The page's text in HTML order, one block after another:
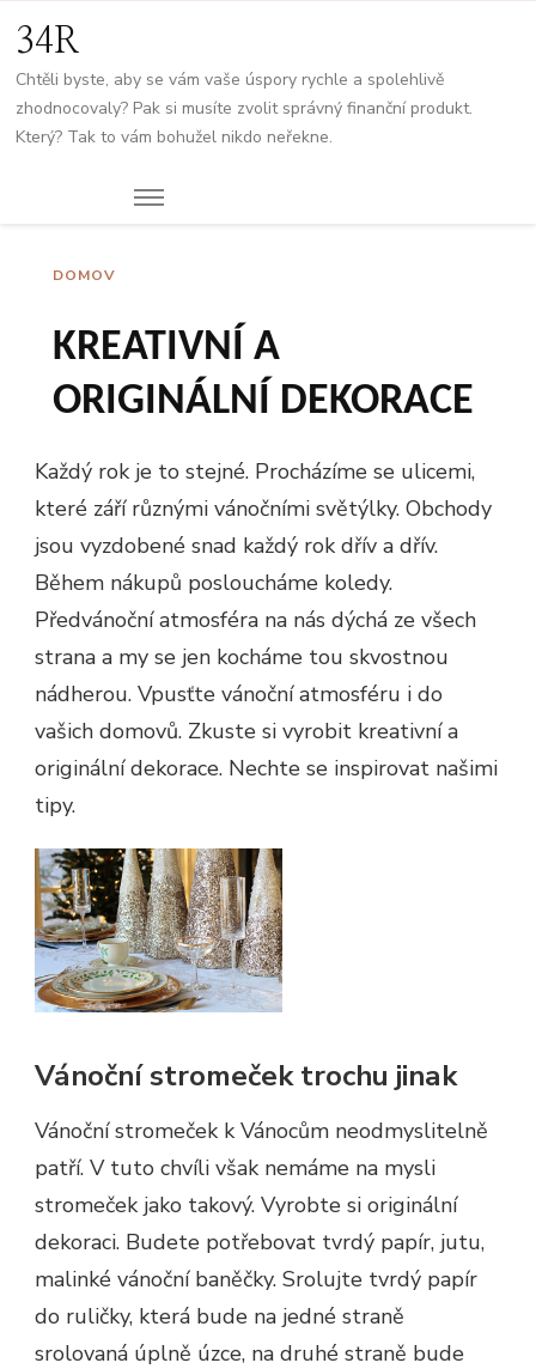
34R
Chtěli byste, aby se vám vaše úspory rychle a spolehlivě
zhodnocovaly? Pak si musíte zvolit správný finanční produkt.
Který? Tak to vám bohužel nikdo neřekne.
DOMOV
KREATIVNÍ A
ORIGINÁLNÍ DEKORACE
Každý rok je to stejné. Procházíme se ulicemi,
které září různými vánočními světýlky. Obchody
jsou vyzdobené snad každý rok dřív a dřív.
Během nákupů posloucháme koledy.
Předvánoční atmosféra na nás dýchá ze všech
strana a my se jen kocháme tou skvostnou
nádherou. Vpusťte vánoční atmosféru i do
vašich domovů. Zkuste si vyrobit kreativní a
originální dekorace. Nechte se inspirovat našimi
tipy.
Vánoční stromeček trochu jinak
Vánoční stromeček k Vánocům neodmyslitelně
patří. V tuto chvíli však nemáme na mysli
stromeček jako takový. Vyrobte si originální
dekoraci. Budete potřebovat tvrdý papír, jutu,
malinké vánoční baněčky. Srolujte tvrdý papír
do ruličky, která bude na jedné straně
srolovaná úplně úzce, na druhé straně bude